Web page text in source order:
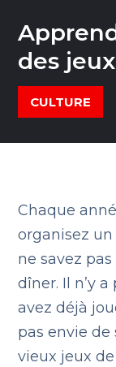
des
CULTURE
Chaque
organisez
ne savez
dîner. Il n’y
avez déjà
pas envie de
vieux jeux